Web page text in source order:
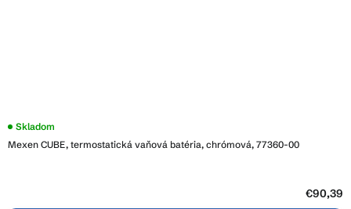
Mexen CUBE, termostatická vaňová batéria, chrómová, 77360-00
Priemerné
produktu
Skladom
€90,39